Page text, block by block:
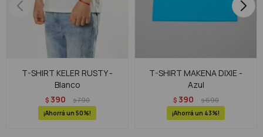
T-SHIRT KELER RUSTY -
Blanco
$ 390 $790
50
T-SHIRT MAKENA DIXIE -
Azul
$ 390 $690
43